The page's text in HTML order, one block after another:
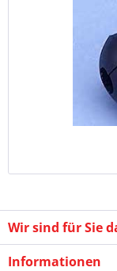
Wir sind für Sie
Informationen